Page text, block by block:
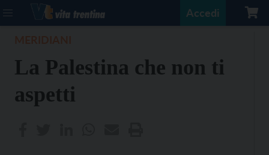
Accedi
La Palestina che non ti
aspetti